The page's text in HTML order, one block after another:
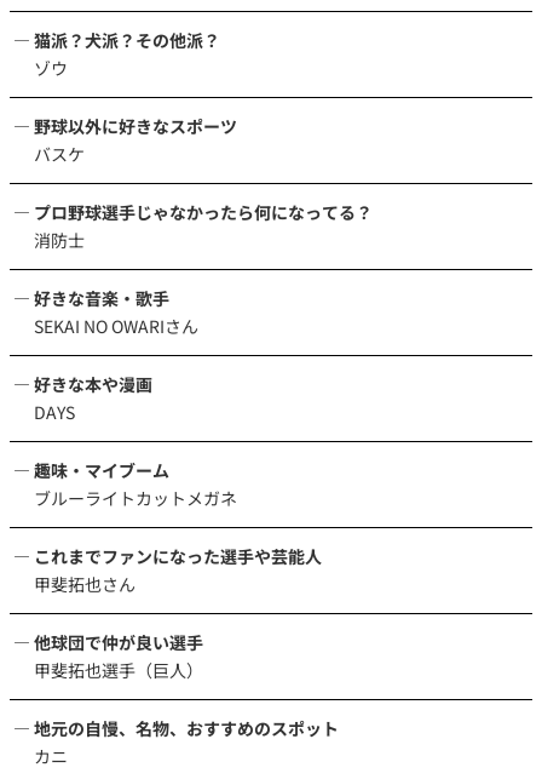
猫派？犬派？その他派？
ゾウ
野球以外に好きなスポーツ
バスケ
プロ野球選手じゃなかったら何になってる？
消防士
好きな音楽・歌手
SEKAI NO OWARIさん
好きな本や漫画
DAYS
趣味・マイブーム
ブルーライトカットメガネ
これまでファンになった選手や芸能人
甲斐拓也さん
他球団で仲が良い選手
甲斐拓也選手（巨人）
地元の自慢、名物、おすすめのスポット
カニ